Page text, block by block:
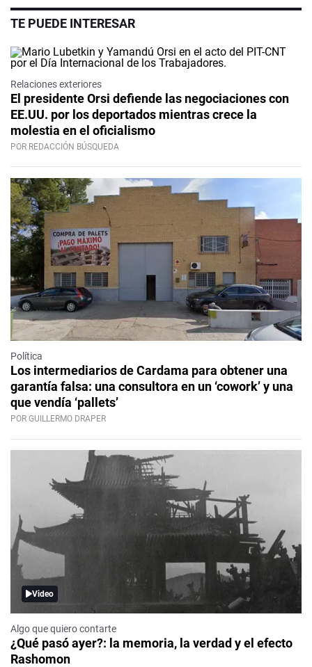
TE PUEDE INTERESAR
Relaciones exteriores
El presidente Orsi defiende las negociaciones con
EE.UU. por los deportados mientras crece la
molestia en el oficialismo
POR REDACCIÓN BÚSQUEDA
Política
Los intermediarios de Cardama para obtener una
garantía falsa: una consultora en un ‘cowork’ y una
que vendía ‘pallets’
POR GUILLERMO DRAPER
Video
Algo que quiero contarte
¿Qué pasó ayer?: la memoria, la verdad y el efecto
Rashomon